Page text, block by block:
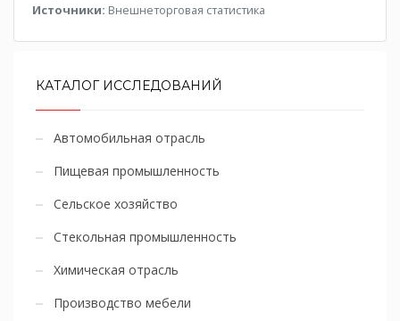
Источники: Внешнеторговая статистика
КАТАЛОГ ИССЛЕДОВАНИЙ
Автомобильная отрасль
Пищевая промышленность
Сельское хозяйство
Стекольная промышленность
Химическая отрасль
Производство мебели